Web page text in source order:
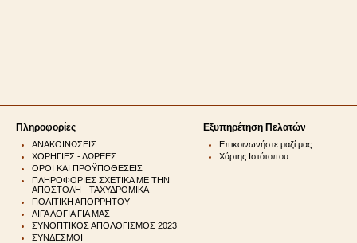
Πληροφορίες
ΑΝΑΚΟΙΝΩΣΕΙΣ
ΧΟΡΗΓΙΕΣ - ΔΩΡΕΕΣ
ΟΡΟΙ ΚΑΙ ΠΡΟΫΠΟΘΕΣΕΙΣ
ΠΛΗΡΟΦΟΡΙΕΣ ΣΧΕΤΙΚΑ ΜΕ ΤΗΝ
ΑΠΟΣΤΟΛΗ - ΤΑΧΥΔΡΟΜΙΚΑ
ΠΟΛΙΤΙΚΗ ΑΠΟΡΡΗΤΟΥ
ΛΙΓΑ ΛΟΓΙΑ ΓΙΑ ΜΑΣ
ΣΥΝΟΠΤΙΚΟΣ ΑΠΟΛΟΓΙΣΜΟΣ 2023
ΣΥΝΔΕΣΜΟΙ
Εξυπηρέτηση Πελατών
Επικοινωνήστε μαζί μας
Χάρτης Ιστότοπου